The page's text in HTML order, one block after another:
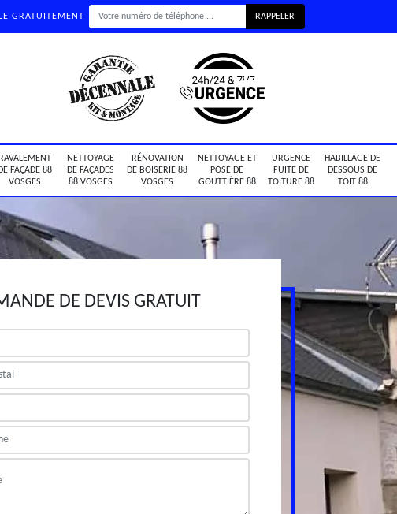
GRATUITEMENT
RAVALEMENT
DE FAÇADE 88
VOSGES
NETTOYAGE
DE FAÇADES
88 VOSGES
RÉNOVATION
DE BOISERIE 88
VOSGES
NETTOYAGE ET
POSE DE
GOUTTIÈRE 88
URGENCE
FUITE DE
TOITURE 88
HABILLAGE DE
DESSOUS DE
TOIT 88
DE DEVIS GRATUIT